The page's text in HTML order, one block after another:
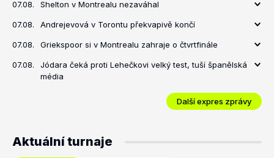
07.08. Shelton v Montrealu nezaváhal
07.08. Andrejevová v Torontu překvapivě končí
07.08. Griekspoor si v Montrealu zahraje o čtvrtfinále
07.08.
Jódara čeká proti Lehečkovi velký test, tuší španělská
média
Další expres zprávy
Aktuální turnaje